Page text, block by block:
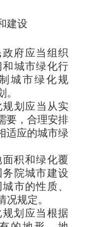
建设
府应当组织
城市绿化行
城市绿化规
划应 当从实
要，合理安排
适应的城市绿
积和绿化覆
院城市建设
市的性质、
规定。
划应当根据